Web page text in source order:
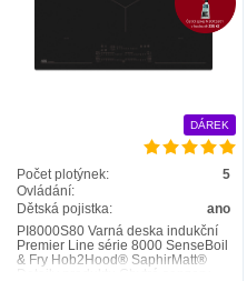
DÁREK
Počet plotýnek:
5
Ovládání:
Dětská pojistka:
ano
PI8000S80 Varná deska indukční
Premier Line série 8000 SenseBoil
& Fry Hob2Hood® SaphirMatt®